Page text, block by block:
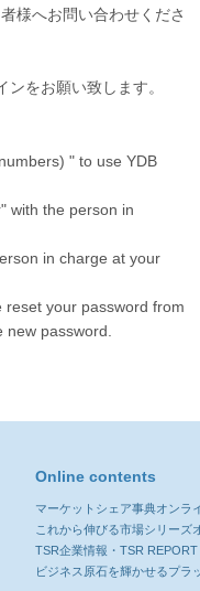
様へお問い合わせくださ
をお願い致します。
" to use YDB
with the person in
in charge at your
your password from
password.
Online contents
マーケットシェア事典オンラ
これから伸びる市場シリーズ
TSR企業情報・TSR REPORT
ビジネス原石を輝かせるプラ